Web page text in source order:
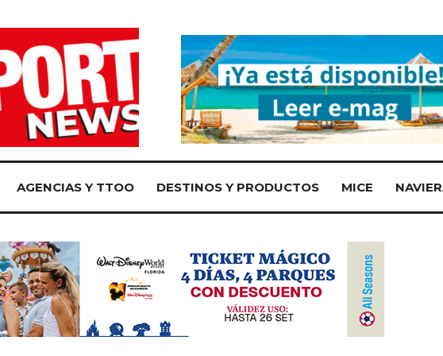
AGENCIAS Y TTOO DESTINOS Y PRODUCTOS MICE